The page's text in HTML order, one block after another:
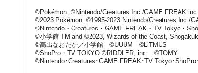
©Pokémon. ©Nintendo/Creatures Inc./GAME FREAK inc.
©︎2023 Pokémon. ©︎1995-2023 Nintendo/Creatures Inc./
©Nintendo・Creatures・GAME FREAK・TV Tokyo・
©小学館 TM and ©2023, Wizards of the Coast,
©高出なおたか／小学館 ©UUUM ©LiTMUS
©ShoPro・TV TOKYO ©RIDDLER, inc. ©TOMY
©Nintendo･Creatures･GAME FREAK･TV Tokyo･